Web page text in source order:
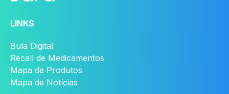
LINKS
Bula Digital
Recall de Medicamentos
Mapa de Produtos
Mapa de Notícias